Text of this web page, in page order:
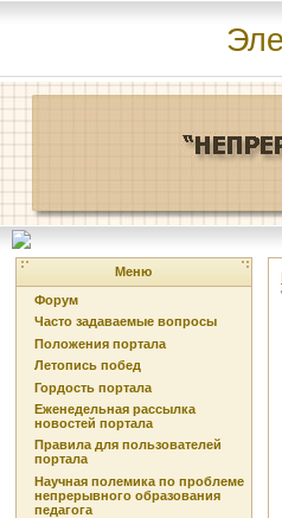
Меню
Форум
Часто задаваемые вопросы
Положения портала
Летопись побед
Гордость портала
Еженедельная рассылка
новостей портала
Правила для пользователей
портала
Научная полемика по проблеме
непрерывного образования
педагога